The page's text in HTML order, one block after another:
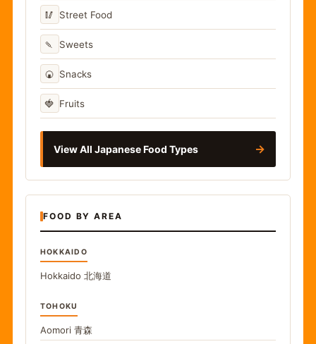
🥢 Street Food
🍡 Sweets
🍘 Snacks
🍓 Fruits
View All Japanese Food Types →
FOOD BY AREA
HOKKAIDO
Hokkaido 北海道
TOHOKU
Aomori 青森